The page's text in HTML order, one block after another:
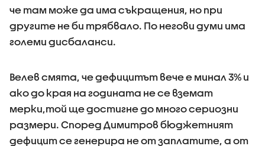
че там може да има съкращения, но при
другите не би трябвало. По негови думи има
големи дисбаланси.
Велев смята, че дефицитът вече е минал 3% и
ако до края на годината не се вземат
мерки,той ще достигне до много сериозни
размери. Според Димитров бюджетният
дефицит се генерира не от заплатите, а от